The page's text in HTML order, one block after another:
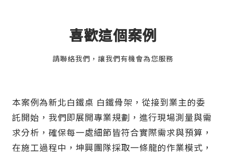
喜歡這個案例
請聯絡我們，讓我們有機會為您服務
本案例為新北白鐵桌 白鐵骨架，從接到業主的委
託開始，我們即展開專業規劃，進行現場測量與需
求分析，確保每一處細節皆符合實際需求與預算，
在施工過程中，坤興團隊採取一條龍的作業模式，